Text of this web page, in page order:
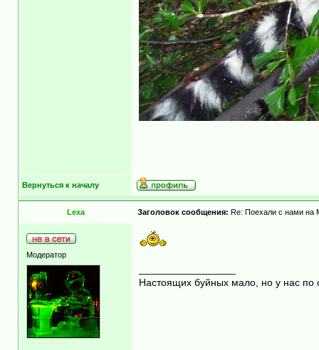
Вернуться к началу
Lexa Заголовок сообщения: Re: Поехали с нами на
Модератор
Настоящих буйных мало, но у нас по